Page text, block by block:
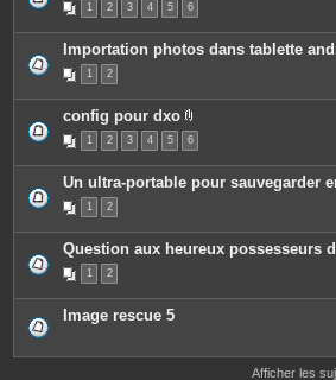
1 2 3 4 5 6
Importation photos dans tablette
1 2
config pour dxo
P
i
c
e
n
s
1 2 3 4 5 6
Un ultra-portable pour sauvegarder
1 2
Question aux heureux possesseurs
1 2
Image rescue 5
Afficher les